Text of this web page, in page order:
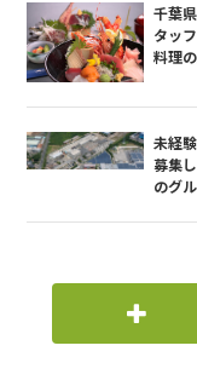
千葉
タッ
料理
未経
募集
のグ